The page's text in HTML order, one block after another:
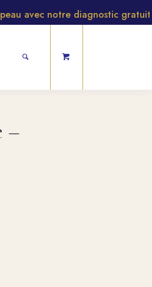
avec notre diagnostic gratuit
–